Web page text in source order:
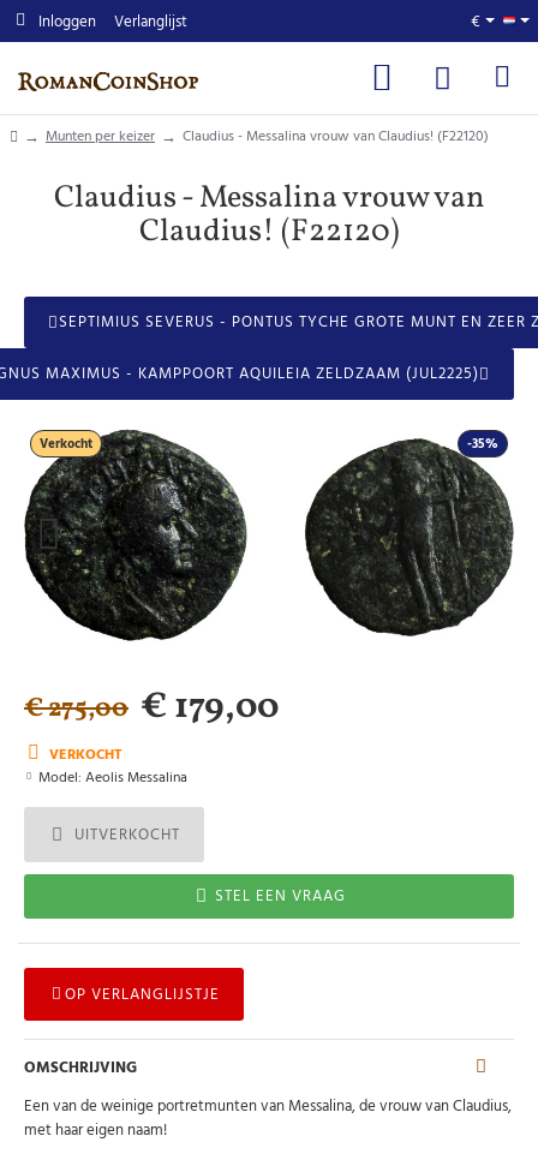
Inloggen Verlanglijst €
homeMunten per keizer Claudius - Messalina vrouw van Claudius! (F22120)
Claudius - Messalina vrouw van
Claudius! (F22120)
SEPTIMIUS SEVERUS - PONTUS TYCHE GROTE MUNT EN ZEER
MAXIMUS - KAMPPOORT AQUILEIA ZELDZAAM (JUL2225)
-35%
Verkocht
VERKOCHT
Model: Aeolis Messalina
€ 179,00
€ 275,00
UITVERKOCHT
STEL EEN VRAAG
OP VERLANGLIJSTJE
OMSCHRIJVING
Een van de weinige portretmunten van Messalina, de vrouw van Claudius,
met haar eigen naam!